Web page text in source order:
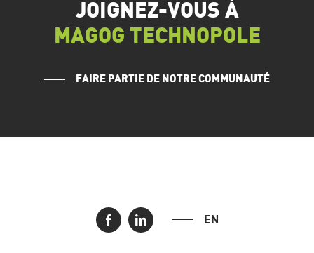
JOIGNEZ-VOUS À
MAGOG TECHNOPOLE
FAIRE PARTIE DE NOTRE COMMUNAUTÉ
EN